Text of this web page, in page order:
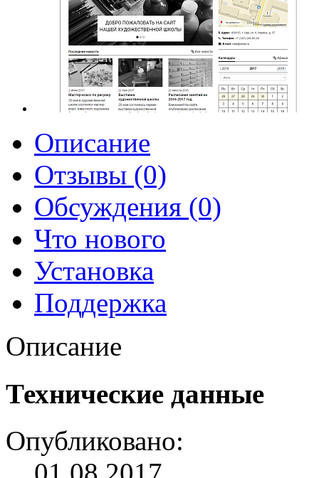
Описание
Отзывы (0)
Обсуждения (0)
Что нового
Установка
Поддержка
Описание
Технические данные
Опубликовано: